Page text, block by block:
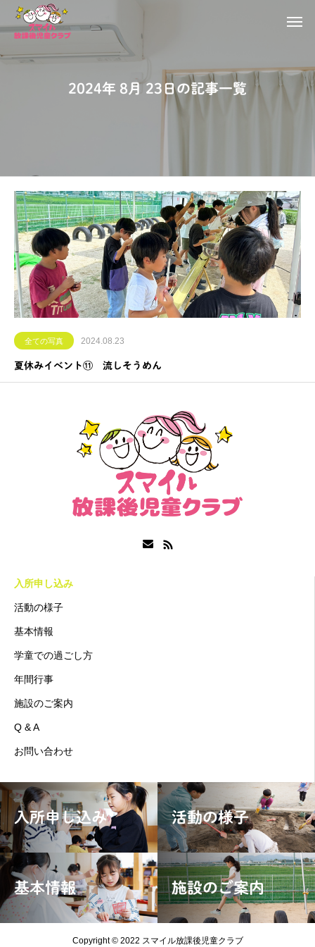
2024年 8月 23日の記事一覧
全ての写真 2024.08.23
夏休みイベント⑪ 流しそうめん
入所申し込み
活動の様子
基本情報
学童での過ごし方
年間行事
施設のご案内
Q & A
お問い合わせ
入所申し込み 活動の様子
基本情報 施設のご案内
Copyright © 2022 スマイル放課後児童クラブ